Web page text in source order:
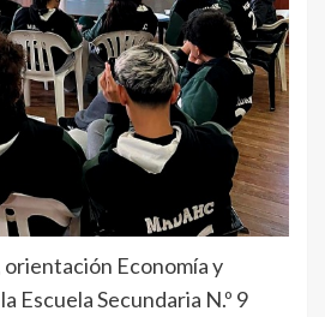
orientación Economía y
Escuela Secundaria N.º 9